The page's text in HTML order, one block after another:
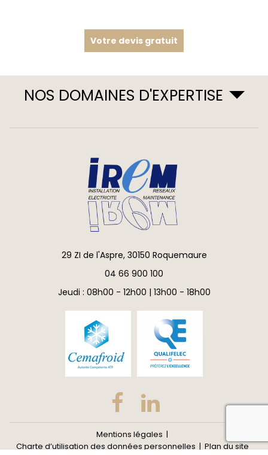
Votre devis gratuit
NOS DOMAINES D'EXPERTISE
29 ZI de l'Aspre, 30150 Roquemaure
04 66 900 100
Jeudi : 08h00 - 12h00 | 13h00 - 18h00
Mentions légales
Charte d’utilisation des données personnelles
Plan du site